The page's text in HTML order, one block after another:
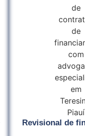
Revisional de